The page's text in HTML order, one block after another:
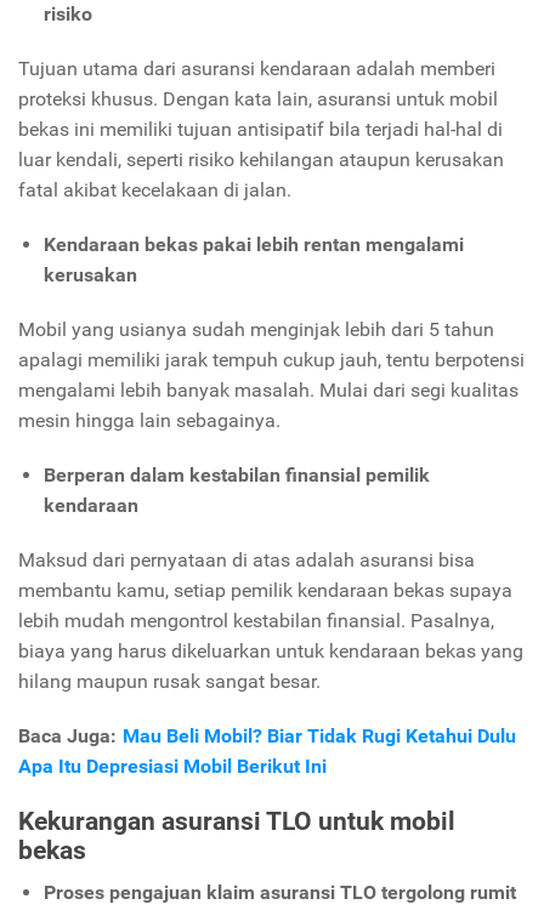
risiko
Tujuan utama dari asuransi kendaraan adalah memberi
proteksi khusus. Dengan kata lain, asuransi untuk mobil
bekas ini memiliki tujuan antisipatif bila terjadi hal-hal di
luar kendali, seperti risiko kehilangan ataupun kerusakan
fatal akibat kecelakaan di jalan.
Kendaraan bekas pakai lebih rentan mengalami
kerusakan
Mobil yang usianya sudah menginjak lebih dari 5 tahun
apalagi memiliki jarak tempuh cukup jauh, tentu berpotensi
mengalami lebih banyak masalah. Mulai dari segi kualitas
mesin hingga lain sebagainya.
Berperan dalam kestabilan finansial pemilik
kendaraan
Maksud dari pernyataan di atas adalah asuransi bisa
membantu kamu, setiap pemilik kendaraan bekas supaya
lebih mudah mengontrol kestabilan finansial. Pasalnya,
biaya yang harus dikeluarkan untuk kendaraan bekas yang
hilang maupun rusak sangat besar.
Baca Juga: Mau Beli Mobil? Biar Tidak Rugi Ketahui Dulu
Apa Itu Depresiasi Mobil Berikut Ini
Kekurangan asuransi TLO untuk mobil
bekas
Proses pengajuan klaim asuransi TLO tergolong rumit